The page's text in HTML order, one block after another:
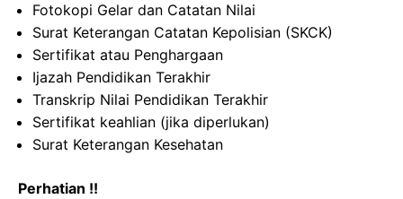
Fotokopi Gelar dan Catatan Nilai
Surat Keterangan Catatan Kepolisian (SKCK)
Sertifikat atau Penghargaan
Ijazah Pendidikan Terakhir
Transkrip Nilai Pendidikan Terakhir
Sertifikat keahlian (jika diperlukan)
Surat Keterangan Kesehatan
Perhatian !!